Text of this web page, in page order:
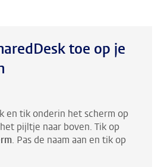
toe op je
en tik onderin het scherm op
pijltje naar boven. Tik op
. Pas de naam aan en tik op